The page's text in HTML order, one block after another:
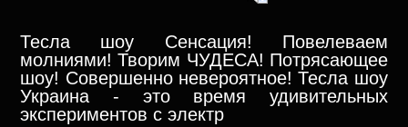
Тесла шоу Сенсация! Повелеваем
молниями! Творим ЧУДЕСА! Потрясающее
шоу! Совершенно невероятное! Тесла шоу
Украина - это время удивительных
экспериментов с электр